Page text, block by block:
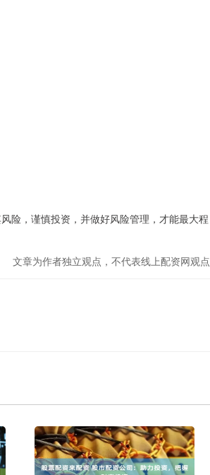
险，谨慎投资，并做好风险管理，才能最大程
文章为作者独立观点，不代表线上配资网观点